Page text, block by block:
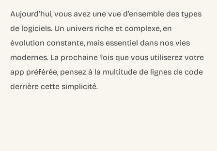
Aujourd’hui, vous avez une vue d’ensemble des types
de logiciels. Un univers riche et complexe, en
évolution constante, mais essentiel dans nos vies
modernes. La prochaine fois que vous utiliserez votre
app préférée, pensez à la multitude de lignes de code
derrière cette simplicité.